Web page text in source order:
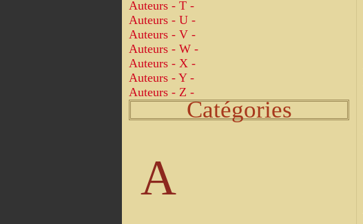
Auteurs - T -
Auteurs - U -
Auteurs - V -
Auteurs - W -
Auteurs - X -
Auteurs - Y -
Auteurs - Z -
Catégories
A